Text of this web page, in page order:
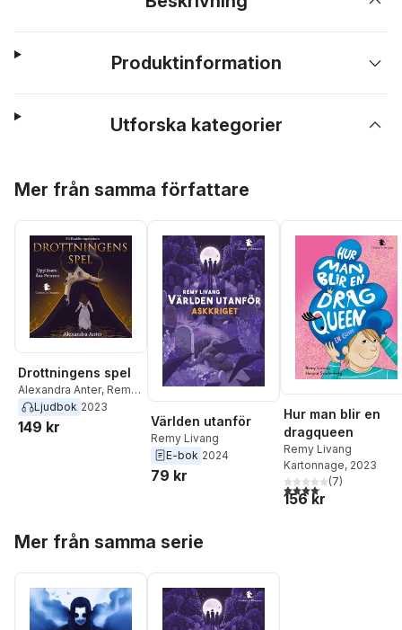
Produktinformation
Utforska kategorier
Mer från samma författare
Drottningens spel
Alexandra Anter, Remy
Livang
Ljudbok 2023
149 kr Världen utanför
Remy Livang
E-bok 2024
79 kr
Hur man blir en
dragqueen
Remy Livang
Kartonnage, 2023
4,1utav 5 stjärnor.
(7)
156 kr
Mer från samma serie